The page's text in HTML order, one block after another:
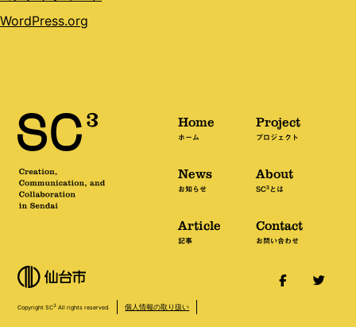
WordPress.org
Home
ホーム
News
お知らせ
Article
記事
Project
プロジェクト
About
SC3とは
Contact
お問い合わせ
Copyright SC3 All rights reserved. 個人情報の取り扱い